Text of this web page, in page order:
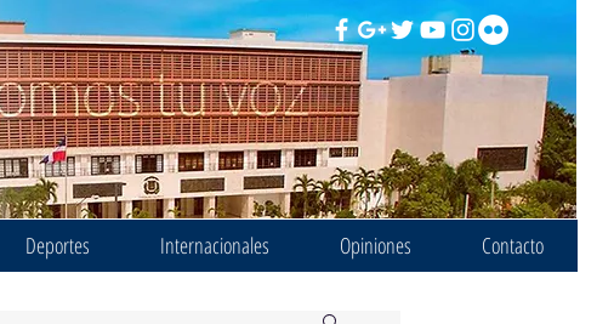
Deportes Internacionales Opiniones Contacto